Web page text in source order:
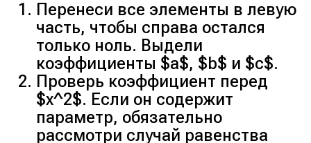
Перенеси все элементы в левую
часть, чтобы справа остался
только ноль. Выдели
коэффициенты $a$, $b$ и $c$.
Проверь коэффициент перед
$x^2$. Если он содержит
параметр, обязательно
рассмотри случай равенства